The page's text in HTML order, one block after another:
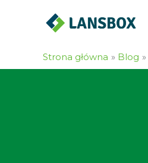
Strona główna Blog